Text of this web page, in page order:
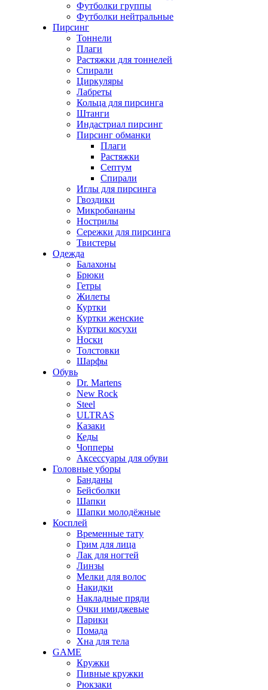
Футболки группы
Футболки нейтральные
Пирсинг
Тоннели
Плаги
Растяжки для тоннелей
Спирали
Циркуляры
Лабреты
Кольца для пирсинга
Штанги
Индастриал пирсинг
Пирсинг обманки
Плаги
Растяжки
Септум
Спирали
Иглы для пирсинга
Гвоздики
Микробананы
Нострилы
Сережки для пирсинга
Твистеры
Одежда
Балахоны
Брюки
Гетры
Жилеты
Куртки
Куртки женские
Куртки косухи
Носки
Толстовки
Шарфы
Обувь
Dr. Martens
New Rock
Steel
ULTRAS
Казаки
Кеды
Чопперы
Аксессуары для обуви
Головные уборы
Банданы
Бейсболки
Шапки
Шапки молодёжные
Косплей
Временные тату
Грим для лица
Лак для ногтей
Линзы
Мелки для волос
Накидки
Накладные пряди
Очки имиджевые
Парики
Помада
Хна для тела
GAME
Кружки
Пивные кружки
Рюкзаки